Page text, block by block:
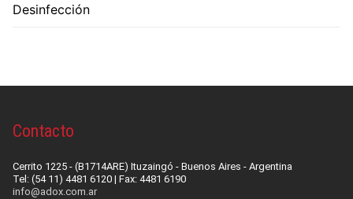
Desinfección
Contacto
Cerrito 1225 - (B1714ARE) Ituzaingó - Buenos Aires - Argentina
Tel: (54 11) 4481 6120 | Fax: 4481 6190
info@adox.com.ar